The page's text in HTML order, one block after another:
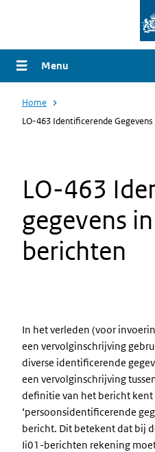
naar
de
gaan
Menu
Home
LO-463 Identificerende
LO-463
gegevens
berichten
In het verleden (voor
een vervolginschrijving
diverse identificerende
een vervolginschrijving
definitie van het bericht
‘persoonsidentificerende
bericht. Dit betekent dat bij
Ii01-berichten rekening